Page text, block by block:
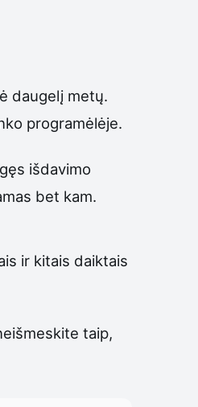
daugelį metų.
programėlėje.
išdavimo
bet kam.
ir kitais daiktais
taip,